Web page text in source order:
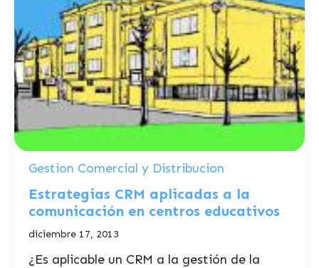
Gestion Comercial y Distribucion
Estrategias CRM aplicadas a la
comunicación en centros educativos
diciembre 17, 2013
¿Es aplicable un CRM a la gestión de la